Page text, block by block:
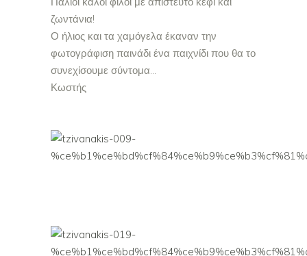
ζωντάνια!
Ο ήλιος και τα χαμόγελα έκαναν την
φωτογράφιση παινάδι ένα παιχνίδι που θα το
συνεχίσουμε σύντομα…
Κωστής